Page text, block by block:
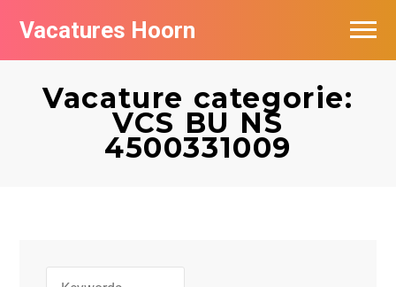
Vacatures Hoorn
Vacature categorie:
VCS BU NS
4500331009
Vacatures per bedrijf in Hoorn